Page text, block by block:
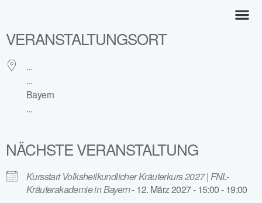
VERANSTALTUNGSORT
...
...
Bayern
...
NÄCHSTE VERANSTALTUNG
Kursstart Volksheilkundlicher Kräuterkurs 2027 | FNL-
Kräuterakademie in Bayern- 12. März 2027 - 15:00 - 19:00